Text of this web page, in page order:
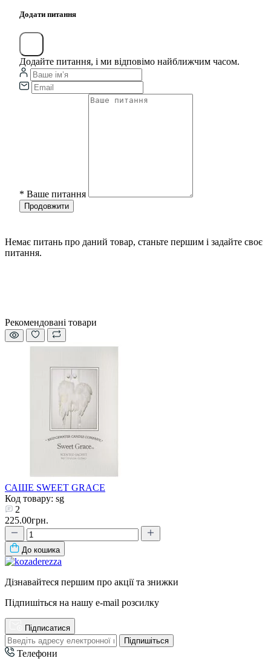
Додати питання
Додайте питання, і ми відповімо найближчим часом.
* Ваше питання
Продовжити
Немає питань про даний товар, станьте першим і задайте своє
питання.
Рекомендовані товари
САШЕ SWEET GRACE
Код товару: sg
2
225.00грн.
До кошика
Дізнавайтеся першим про акції та знижки
Підпишіться на нашу e-mail розсилку
Підписатися
Підпишіться
Телефони